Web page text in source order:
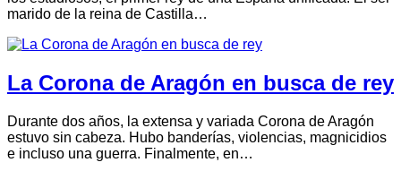
marido de la reina de Castilla…
La Corona de Aragón en busca de rey
Durante dos años, la extensa y variada Corona de Aragón
estuvo sin cabeza. Hubo banderías, violencias, magnicidios
e incluso una guerra. Finalmente, en…